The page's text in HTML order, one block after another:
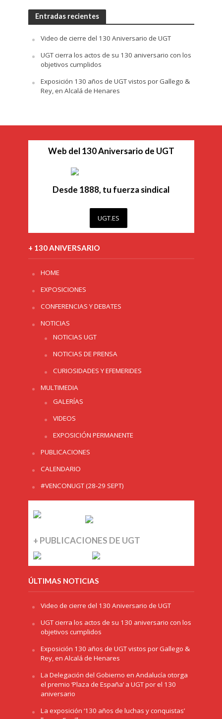
Entradas recientes
Video de cierre del 130 Aniversario de UGT
UGT cierra los actos de su 130 aniversario con los
objetivos cumplidos
Exposición 130 años de UGT vistos por Gallego &
Rey, en Alcalá de Henares
Web del 130 Aniversario de UGT
Desde 1888, tu fuerza sindical
UGT.ES
+ 130 ANIVERSARIO
HOME
EXPOSICIONES
CONFERENCIAS Y DEBATES
NOTICIAS
NOTICIAS UGT
NOTICIAS DE PRENSA
CURIOSIDADES Y EFEMERIDES
MULTIMEDIA
GALERÍAS
VIDEOS
EXPOSICIÓN PERMANENTE
PUBLICACIONES
CALENDARIO
#VENCONUGT (28-29 SEPT)
+ PUBLICACIONES DE UGT
ÚLTIMAS NOTICIAS
Video de cierre del 130 Aniversario de UGT
UGT cierra los actos de su 130 aniversario con los
objetivos cumplidos
Exposición 130 años de UGT vistos por Gallego &
Rey, en Alcalá de Henares
La Delegación del Gobierno en Andalucía otorga
el premio ‘Plaza de España’ a UGT por el 130
aniversario
La exposición ‘130 años de luchas y conquistas’